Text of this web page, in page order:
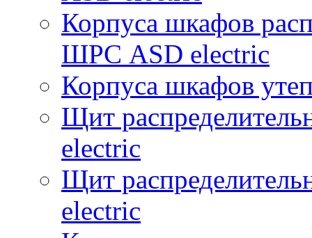
Корпуса шкафов
ШРС ASD electric
Корпуса шкафов
Щит
electric
Щит
electric